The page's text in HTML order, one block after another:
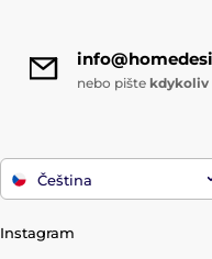
nebo pište kdykoliv
Čeština
Instagram